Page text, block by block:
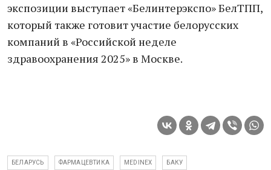
экспозиции выступает «Белинтерэкспо» БелТПП,
который также готовит участие белорусских
компаний в «Российской неделе
здравоохранения 2025» в Москве.
БЕЛАРУСЬ ФАРМАЦЕВТИКА MEDINEX БАКУ